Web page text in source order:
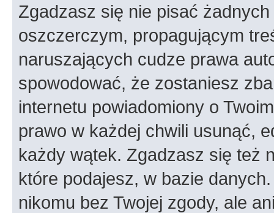
Zgadzasz się nie pisać
oszczerczym, propagującym
naruszających cudze prawa
spowodować, że zostaniesz
internetu powiadomiony o
prawo w każdej chwili usunąć,
każdy wątek. Zgadzasz się też
które podajesz, w bazie
nikomu bez Twojej zgody, ale